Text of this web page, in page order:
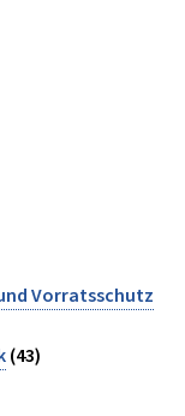
Vorratsschutz
(43)